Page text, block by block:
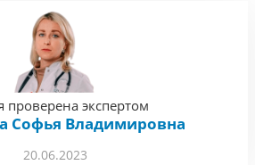
20.06.2023
проверена экспертом
Софья Владимировна